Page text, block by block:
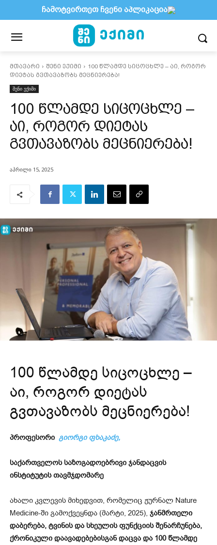
მთავარი შენი ექიმი
100 წლამდე სიცოცხლე – აი, როგორ
დიეტას გვთავაზობს მეცნიერება!
შენი ექიმი
100 წლამდე სიცოცხლე –
აი, როგორ დიეტას
გვთავაზობს მეცნიერება!
აპრილი 15, 2025
100 წლამდე სიცოცხლე –
აი, როგორ დიეტას
გვთავაზობს მეცნიერება!
პროფესორი გიორგი ფხაკაძე,
საქართველოს საზოგადოებრივი ჯანდაცვის
ინსტიტუტის თავმჯდომარე
ახალი კვლევის მიხედვით, რომელიც ჟურნალ Nature
Medicine-ში გამოქვეყნდა (მარტი, 2025), ჯანმრთელი
დაბერება, ტვინის და სხეულის ფუნქციის შენარჩუნება,
ქრონიკული დაავადებებისგან დაცვა და 100 წლამდე
ჩამოტვირთეთ ჩვენი აპლიკაცია